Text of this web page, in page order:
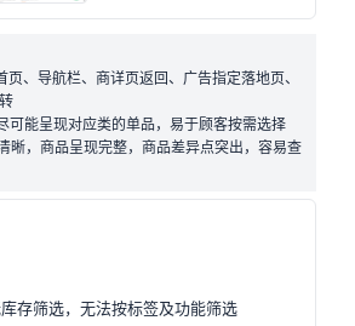
页、导航栏、商详页返回、广告指定落地页、
可能呈现对应类的单品，易于顾客按需选择
晰，商品呈现完整，商品差异点突出，容易查
存筛选，无法按标签及功能筛选